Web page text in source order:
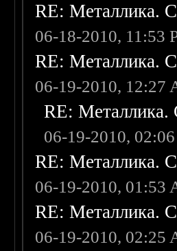
RE: Металлика.
06-18-2010, 11:53
RE: Металлика.
06-19-2010, 12:27
RE: Металлика.
06-19-2010,
RE: Металлика.
06-19-2010, 01:53
RE: Металлика.
06-19-2010, 02:25